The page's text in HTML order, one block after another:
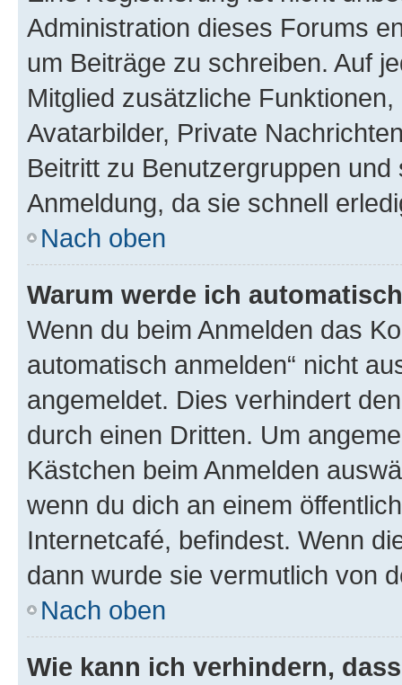
Administration dieses Forums
um Beiträge zu schreiben. Auf
Mitglied zusätzliche
Avatarbilder, Private
Beitritt zu Benutzergruppen
Anmeldung, da sie schnell
Nach oben
Warum werde ich
Wenn du beim Anmelden das
automatisch anmelden“ nicht
angemeldet. Dies verhindert
durch einen Dritten. Um
Kästchen beim Anmelden
wenn du dich an einem
Internetcafé, befindest. Wenn
dann wurde sie vermutlich von
Nach oben
Wie kann ich verhindern,